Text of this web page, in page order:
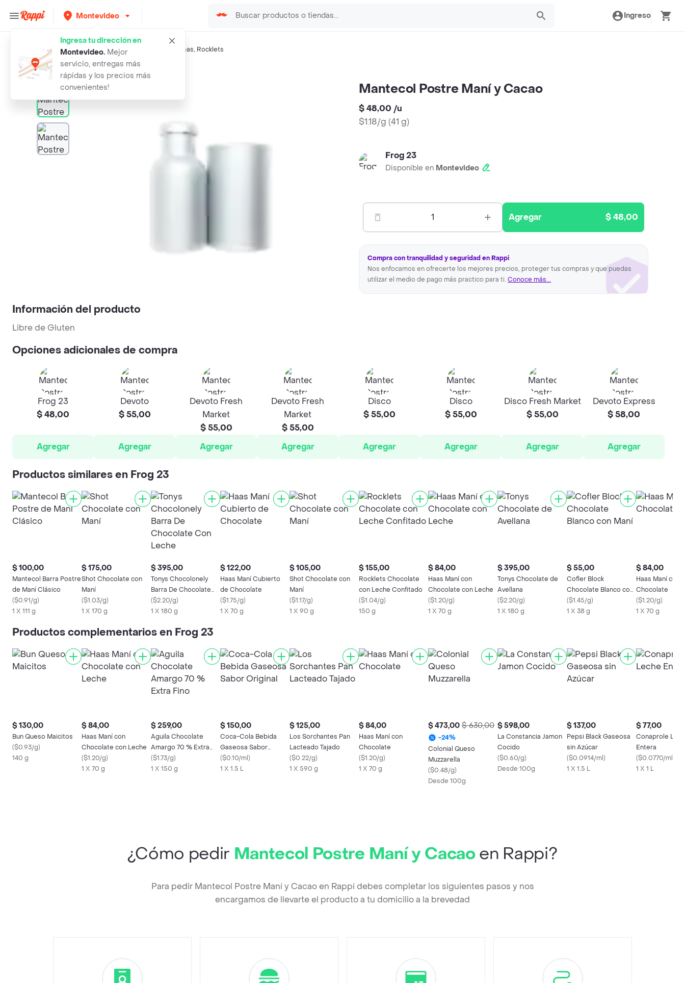
Montevideo
Ingresa tu dirección en
Montevideo. Mejor
servicio, entregas más
rápidas y los precios más
convenientes!
Ingreso
Búsquedas relacionadas:Chocolates, Haas, Rocklets
Rappi mantecol postre mani y cacao
Mantecol Postre Maní y Cacao
$ 48,00 /u
$1.18/g (41 g)
Frog 23
Disponible en Montevideo
1 Agregar $ 48,00
Compra con tranquilidad y seguridad en Rappi
Nos enfocamos en ofrecerte los mejores precios, proteger tus compras y que puedas
utilizar el medio de pago más practico para ti. Conoce más...
Información del producto
Libre de Gluten
Opciones adicionales de compra
Frog 23
$ 48,00
Agregar
Devoto
$ 55,00
Agregar
Devoto Fresh
Market
$ 55,00
Agregar
Devoto Fresh
Market
$ 55,00
Agregar
Disco
$ 55,00
Agregar
Disco
$ 55,00
Agregar
Disco Fresh Market
$ 55,00
Agregar
Devoto Express
$ 58,00
Agregar
Productos similares en Frog 23
$ 100,00
Mantecol Barra Postre
de Maní Clásico
($0.91/g)
1 X 111 g
$ 175,00
Shot Chocolate con
Maní
($1.03/g)
1 X 170 g
$ 395,00
Tonys Chocolonely
Barra De Chocolate
Con Leche
($2.20/g)
1 X 180 g
$ 122,00
Haas Maní Cubierto
de Chocolate
($1.75/g)
1 X 70 g
$ 105,00
Shot Chocolate con
Maní
($1.17/g)
1 X 90 g
$ 155,00
Rocklets Chocolate
con Leche Confitado
($1.04/g)
150 g
$ 84,00
Haas Maní con
Chocolate con Leche
($1.20/g)
1 X 70 g
$ 395,00
Tonys Chocolate de
Avellana
($2.20/g)
1 X 180 g
$ 55,00
Cofler Block
Chocolate Blanco con
Maní
($1.45/g)
1 X 38 g
$ 84,00
Haas Maní con
Chocolate
($1.20/g)
1 X 70 g
Productos complementarios en Frog 23
$ 130,00
Bun Queso Maicitos
($0.93/g)
140 g
$ 84,00
Haas Maní con
Chocolate con Leche
($1.20/g)
1 X 70 g
$ 259,00
Aguila Chocolate
Amargo 70 % Extra
Fino
($1.73/g)
1 X 150 g
$ 150,00
Coca-Cola Bebida
Gaseosa Sabor
Original
($0.10/ml)
1 X 1.5 L
$ 125,00
Los Sorchantes Pan
Lacteado Tajado
($0.22/g)
1 X 590 g
$ 84,00
Haas Maní con
Chocolate
($1.20/g)
1 X 70 g
$ 473,00 $ 630,00
-24%
Colonial Queso
Muzzarella
($0.48/g)
Desde 100g
$ 598,00
La Constancia Jamon
Cocido
($0.60/g)
Desde 100g
$ 137,00
Pepsi Black Gaseosa
sin Azúcar
($0.0914/ml)
1 X 1.5 L
$ 77,00
Conaprole
Entera
($0.0770/ml
1 X 1 L
¿Cómo pedir Mantecol Postre Maní y Cacaoen Rappi?
Para pedir Mantecol Postre Maní y Cacao en Rappi debes completar los siguientes pasos y nos
encargamos de llevarte el producto a tu domicilio a la brevedad